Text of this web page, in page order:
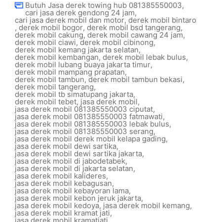
Butuh Jasa derek towing hub 081385550003,
cari jasa derek gendong 24 jam,
cari jasa derek mobil dan motor, derek mobil bintaro
, derek mobil bogor, derek mobil bsd tangerang,
derek mobil cakung, derek mobil cawang 24 jam,
derek mobil ciawi, derek mobil cibinong,
derek mobil kemang jakarta selatan,
derek mobil kembangan, derek mobil lebak bulus,
derek mobil lubang buaya jakarta timur,
derek mobil mampang prapatan,
derek mobil tambun, derek mobil tambun bekasi,
derek mobil tangerang,
derek mobil tb simatupang jakarta,
derek mobil tebet, jasa derek mobil,
jasa derek mobil 081385550003 ciputat,
jasa derek mobil 081385550003 fatmawati,
jasa derek mobil 081385550003 lebak bulus,
jasa derek mobil 081385550003 serang,
jasa derek mobil derek mobil kelapa gading,
jasa derek mobil dewi sartika,
jasa derek mobil dewi sartika jakarta,
jasa derek mobil di jabodetabek,
jasa derek mobil di jakarta selatan,
jasa derek mobil kalideres,
jasa derek mobil kebagusan,
jasa derek mobil kebayoran lama,
jasa derek mobil kebon jeruk jakarta,
jasa derek mobil kedoya, jasa derek mobil kemang,
jasa derek mobil kramat jati,